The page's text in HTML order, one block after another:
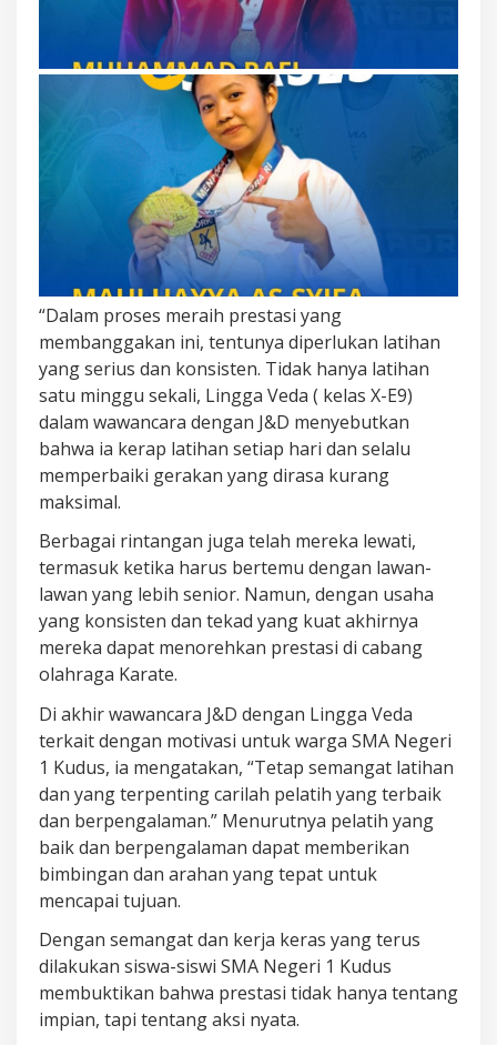
“Dalam proses meraih prestasi yang
membanggakan ini, tentunya diperlukan latihan
yang serius dan konsisten. Tidak hanya latihan
satu minggu sekali, Lingga Veda ( kelas X-E9)
dalam wawancara dengan J&D menyebutkan
bahwa ia kerap latihan setiap hari dan selalu
memperbaiki gerakan yang dirasa kurang
maksimal.
Berbagai rintangan juga telah mereka lewati,
termasuk ketika harus bertemu dengan lawan-
lawan yang lebih senior. Namun, dengan usaha
yang konsisten dan tekad yang kuat akhirnya
mereka dapat menorehkan prestasi di cabang
olahraga Karate.
Di akhir wawancara J&D dengan Lingga Veda
terkait dengan motivasi untuk warga SMA Negeri
1 Kudus, ia mengatakan, “Tetap semangat latihan
dan yang terpenting carilah pelatih yang terbaik
dan berpengalaman.” Menurutnya pelatih yang
baik dan berpengalaman dapat memberikan
bimbingan dan arahan yang tepat untuk
mencapai tujuan.
Dengan semangat dan kerja keras yang terus
dilakukan siswa-siswi SMA Negeri 1 Kudus
membuktikan bahwa prestasi tidak hanya tentang
impian, tapi tentang aksi nyata.